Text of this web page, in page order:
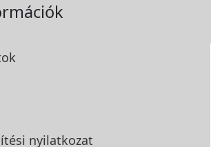
nyilatkozat